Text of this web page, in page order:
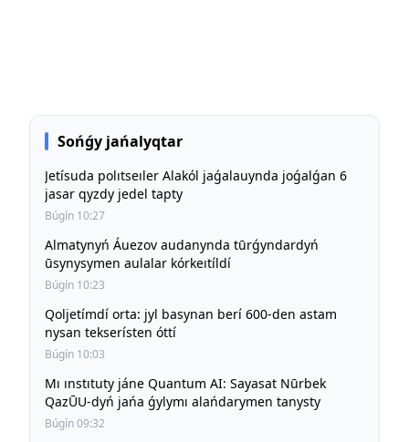
Sońǵy jańalyqtar
Jetísuda polıtseıler Alakól jaǵalauynda joǵalǵan 6
jasar qyzdy jedel tapty
Búgín 10:27
Almatynyń Áuezov audanynda tūrǵyndardyń
ūsynysymen aulalar kórkeıtíldí
Búgín 10:23
Qoljetímdí orta: jyl basynan berí 600-den astam
nysan tekserísten óttí
Búgín 10:03
Mı ınstıtuty jáne Quantum AI: Sayasat Nūrbek
QazŪU-dyń jańa ǵylymı alańdarymen tanysty
Búgín 09:32